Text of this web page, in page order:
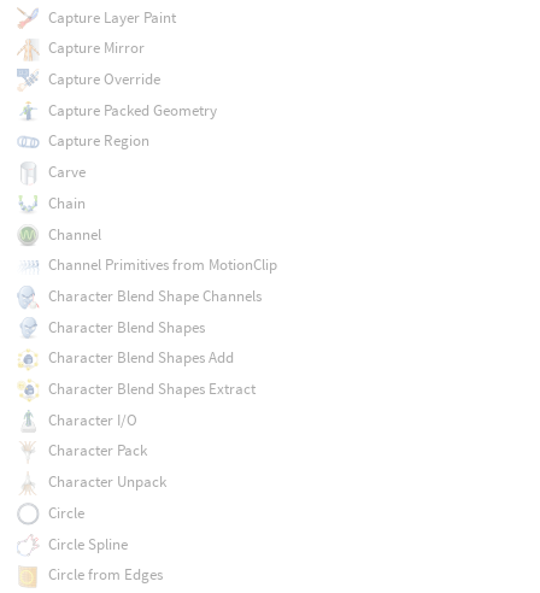
Capture Layer Paint
Capture Mirror
Capture Override
Capture Packed Geometry
Capture Region
Carve
Chain
Channel
Channel Primitives from MotionClip
Character Blend Shape Channels
Character Blend Shapes
Character Blend Shapes Add
Character Blend Shapes Extract
Character I/O
Character Pack
Character Unpack
Circle
Circle Spline
Circle from Edges